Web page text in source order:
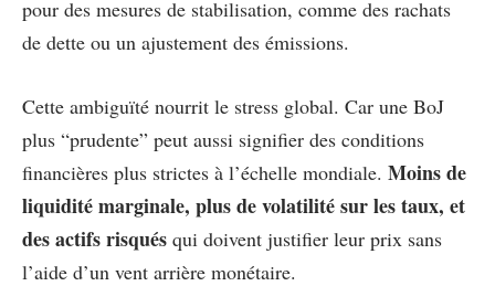
pour des mesures de stabilisation, comme des rachats
de dette ou un ajustement des émissions.
Cette ambiguïté nourrit le stress global. Car une BoJ
plus “prudente” peut aussi signifier des conditions
financières plus strictes à l’échelle mondiale. Moins de
liquidité marginale, plus de volatilité sur les taux, et
des actifs risqués qui doivent justifier leur prix sans
l’aide d’un vent arrière monétaire.